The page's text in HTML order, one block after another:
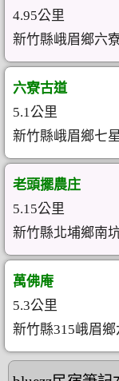
4.95公里
新竹縣峨眉鄉六
六寮古道
5.1公里
新竹縣峨眉鄉七
老頭擺農庄
5.15公里
新竹縣北埔鄉南
萬佛庵
5.3公里
新竹縣315峨眉